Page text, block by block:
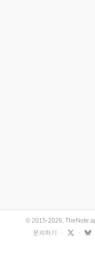
© 2015-2026,
문의하기
· ·